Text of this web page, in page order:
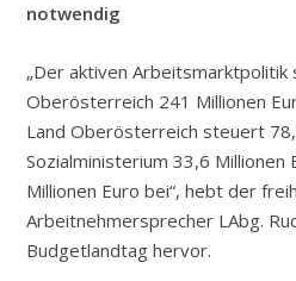
notwendig
„Der aktiven Arbeitsmarktpolitik
Oberösterreich 241 Millionen
Land Oberösterreich steuert
Sozialministerium 33,6 Millionen
Millionen Euro bei“, hebt der
Arbeitnehmersprecher LAbg.
Budgetlandtag hervor.